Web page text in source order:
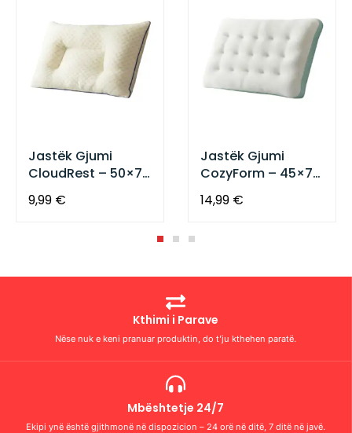
Jastëk Gjumi
CloudRest – 50×70
cm
9,99 €
Jastëk Gjumi
CozyForm – 45×70
cm
14,99 €
Kthimi i Parave
Nëse nuk e keni pranuar produktin, do t’ju kthehen paratë.
Mbështetje 24/7
Ekipi ynë është gjithmonë në dispozicion – 24 orë në ditë, 7 ditë në javë.